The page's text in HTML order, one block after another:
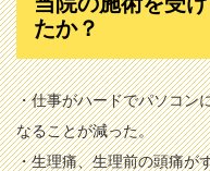
たか？
・仕事がハードでパソコン
なることが減った。
・生理痛、生理前の頭痛が